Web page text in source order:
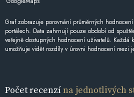
Graf zobrazuje porovnání průměrných
portálech. Data zahrnují pouze období od
veřejně dostupných hodnocení uživatelů. Každá
umožňuje vidět rozdíly v úrovni hodnocení mezi
Počet recenzína jednotlivých